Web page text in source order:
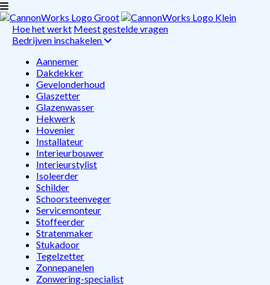
Hoe het werkt Meest gestelde vragen
Bedrijven inschakelen
Aannemer
Dakdekker
Gevelonderhoud
Glaszetter
Glazenwasser
Hekwerk
Hovenier
Installateur
Interieurbouwer
Interieurstylist
Isoleerder
Schilder
Schoorsteenveger
Servicemonteur
Stoffeerder
Stratenmaker
Stukadoor
Tegelzetter
Zonnepanelen
Zonwering-specialist